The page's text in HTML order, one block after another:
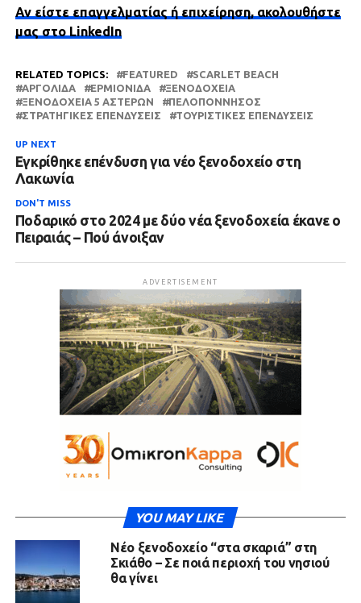
Αν είστε επαγγελματίας ή επιχείρηση, ακολουθήστε
μας στο LinkedIn
RELATED TOPICS: FEATURED
SCARLET BEACH
ΑΡΓΟΛΊΔΑ
ΕΡΜΙΟΝΊΔΑ
ΞΕΝΟΔΟΧΕΊΑ
ΞΕΝΟΔΟΧΕΊΑ 5 ΑΣΤΈΡΩΝ
ΠΕΛΟΠΌΝΝΗΣΟΣ
ΣΤΡΑΤΗΓΙΚΈΣ ΕΠΕΝΔΎΣΕΙΣ
ΤΟΥΡΙΣΤΙΚΈΣ ΕΠΕΝΔΎΣΕΙΣ
UP NEXT
Εγκρίθηκε επένδυση για νέο ξενοδοχείο στη
Λακωνία
DON'T MISS
Ποδαρικό στο 2024 με δύο νέα ξενοδοχεία έκανε ο
Πειραιάς – Πού άνοιξαν
ADVERTISEMENT
YOU MAY LIKE
Νέο ξενοδοχείο “στα σκαριά” στη
Σκιάθο – Σε ποιά περιοχή του νησιού
θα γίνει